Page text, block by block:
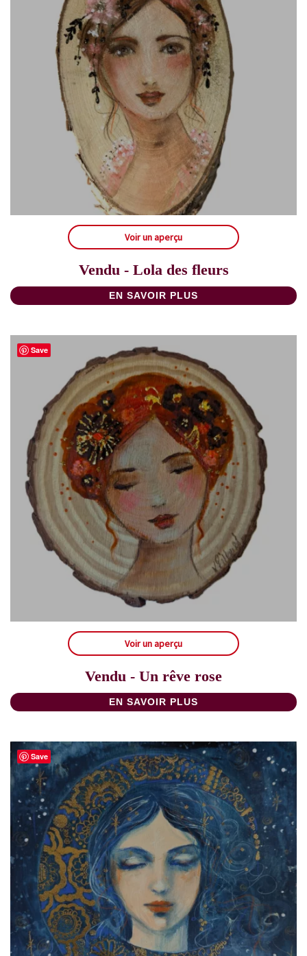
Voir un aperçu
Vendu - Lola des fleurs
EN SAVOIR PLUS
Save
Voir un aperçu
Vendu - Un rêve rose
EN SAVOIR PLUS
Save